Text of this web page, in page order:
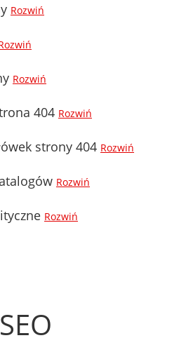
Rozwiń
Rozwiń
404 Rozwiń
strony 404 Rozwiń
Rozwiń
Rozwiń